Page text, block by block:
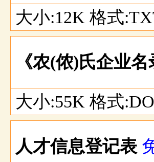
大小:12K 格式
《农(侬)氏企业
大小:55K 格式
人才信息登记表